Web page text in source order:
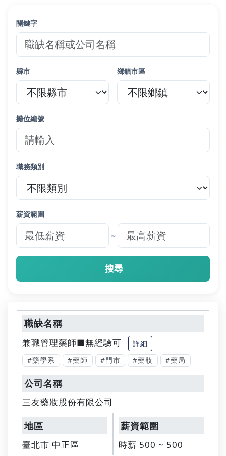
關鍵字
縣市 鄉鎮市區
攤位編號
職務類別
薪資範圍
~
搜尋
兼職管理藥師■無經驗可
詳細
#藥學系
#藥師 #門市 #藥妝 #藥局
三友藥妝股份有限公司
臺北市 中正區 時薪 500 ~ 500